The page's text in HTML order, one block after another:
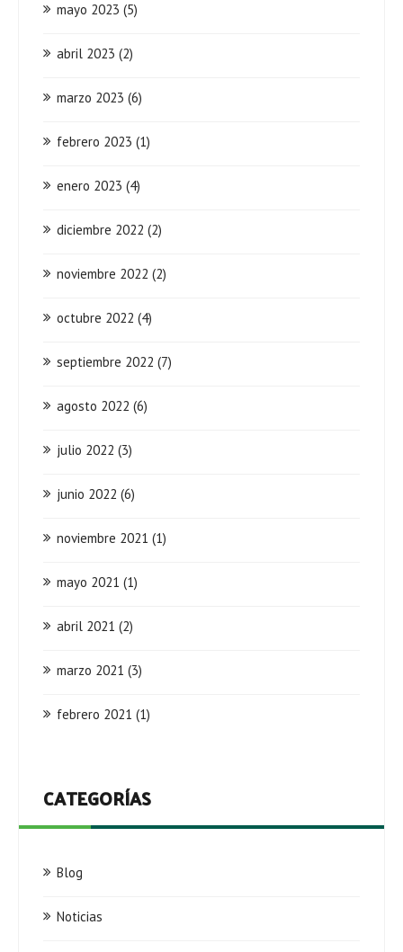
mayo 2023 (5)
abril 2023 (2)
marzo 2023 (6)
febrero 2023 (1)
enero 2023 (4)
diciembre 2022 (2)
noviembre 2022 (2)
octubre 2022 (4)
septiembre 2022 (7)
agosto 2022 (6)
julio 2022 (3)
junio 2022 (6)
noviembre 2021 (1)
mayo 2021 (1)
abril 2021 (2)
marzo 2021 (3)
febrero 2021 (1)
CATEGORÍAS
Blog
Noticias